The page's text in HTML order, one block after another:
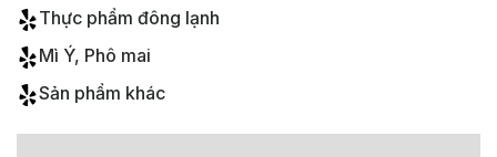
Thực phẩm đông lạnh
Mì Ý, Phô mai
Sản phẩm khác